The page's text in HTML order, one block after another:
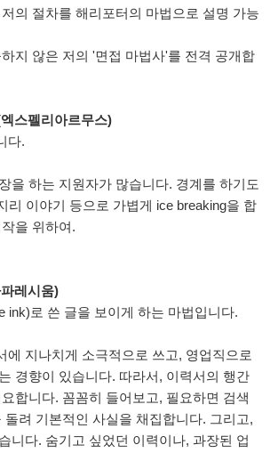
의 절차를 해리포터의 마법으로 설명 가능
지 않은 저의 '면접 마법사'를 전격 공개합
스펠리아르무스)
다.
을 하는 지원자가 많습니다. 경계를 하기도
리 이야기 등으로 가볍게 ice breaking을 합
을 위하여.
레시움)
ink)로 쓴 글을 보이게 하는 마법입니다.
에 지나치게 소극적으로 쓰고, 영업직으로
경향이 있습니다. 따라서, 이력서의 행간
합니다. 꼼꼼히 들어보고, 필요하면 검색
돌려 기본적인 사실을 채집합니다. 그리고,
니다. 숨기고 싶었던 이력이나, 과장된 업